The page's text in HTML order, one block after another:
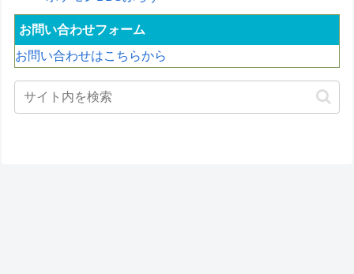
お問い合わせフォーム
お問い合わせはこちらから